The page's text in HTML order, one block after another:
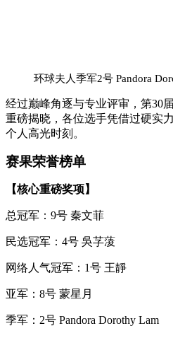
环球夫人季军2号 Pandora
经过巅峰角逐与专业评审，第30
重磅揭晓，各位选手凭借过硬实
个人高光时刻。
赛果荣誉榜单
【核心重磅奖项】
总冠军：9号 秦文菲
民选冠军：4号 吳芓蔆
网络人气冠军：1号 王靜
亚军：8号 蒙星月
季军：2号 Pandora Dorothy Lam